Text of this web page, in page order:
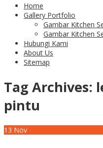
Home
Gallery Portfolio
Gambar Kitchen
Gambar Kitchen
Hubungi Kami
About Us
Sitemap
Tag Archives:
pintu
13 Nov